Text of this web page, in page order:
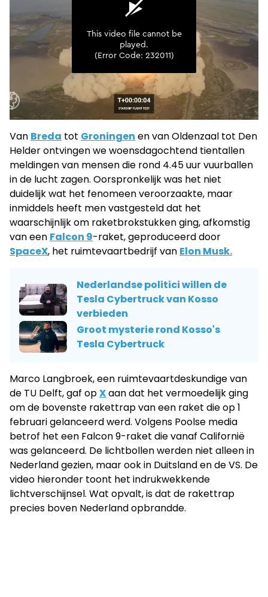
Van Breda tot Groningen en van Oldenzaal tot Den
Helder ontvingen we woensdagochtend tientallen
meldingen van mensen die rond 4.45 uur vuurballen
in de lucht zagen. Oorspronkelijk was het niet
duidelijk wat het fenomeen veroorzaakte, maar
inmiddels heeft men vastgesteld dat het
waarschijnlijk om raketbrokstukken ging, afkomstig
van een Falcon 9-raket, geproduceerd door
SpaceX, het ruimtevaartbedrijf van Elon Musk.
Nederlandse politici willen de
Tesla Cybertruck van Kosso
verbieden
Groot mysterie rond Kosso's
Tesla Cybertruck
Marco Langbroek, een ruimtevaartdeskundige van
de TU Delft, gaf opXaan dat het vermoedelijk ging
om de bovenste rakettrap van een raket die op 1
februari gelanceerd werd. Volgens Poolse media
betrof het een Falcon 9-raket die vanaf Californië
was gelanceerd. De lichtbollen werden niet alleen in
Nederland gezien, maar ook in Duitsland en de VS. De
video hieronder toont het indrukwekkende
lichtverschijnsel. Wat opvalt, is dat de rakettrap
precies boven Nederland opbrandde.